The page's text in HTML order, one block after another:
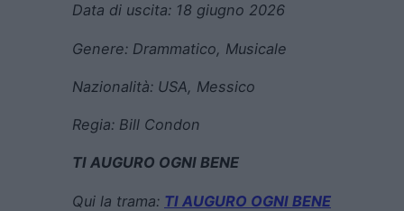
Data di uscita: 18 giugno 2026
Genere: Drammatico, Musicale
Nazionalità: USA, Messico
Regia: Bill Condon
TI AUGURO OGNI BENE
Qui la trama: TI AUGURO OGNI BENE